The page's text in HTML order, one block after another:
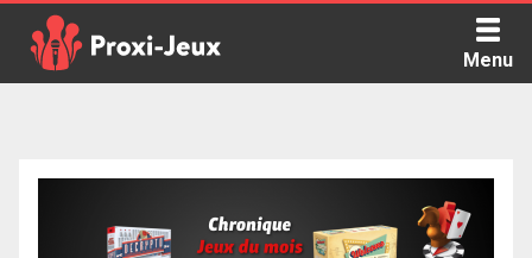
content
Menu